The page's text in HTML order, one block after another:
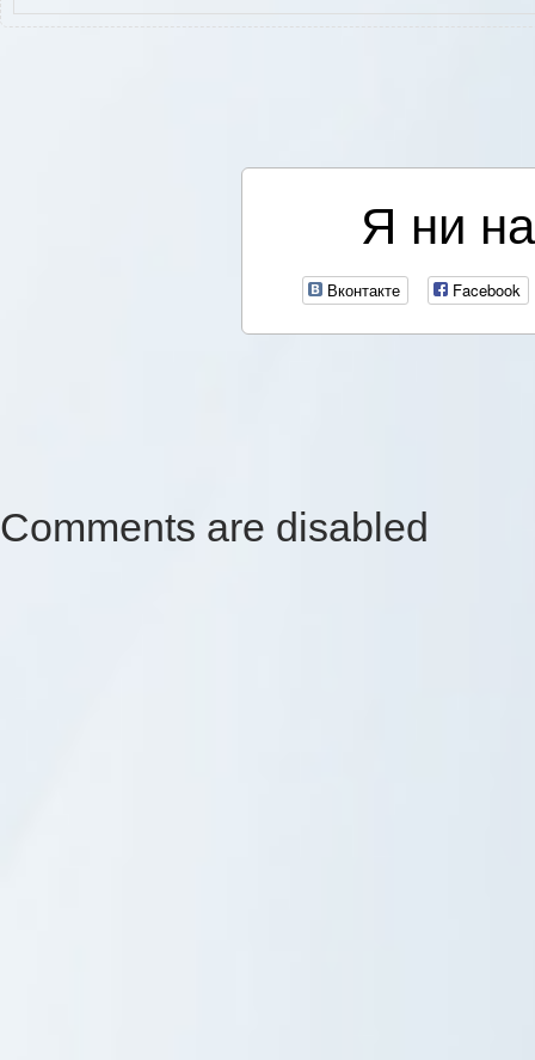
Я ни
Вконтакте Facebook
Comments are disabled